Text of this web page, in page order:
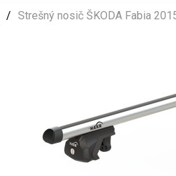
Strešný nosič ŠKODA Fabia